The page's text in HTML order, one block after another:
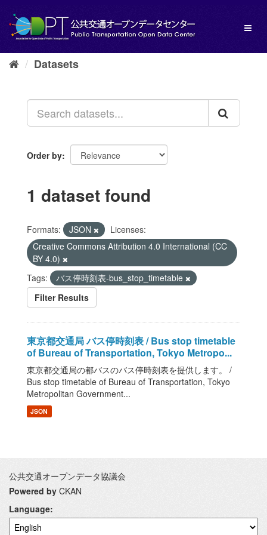
content
Datasets
Order by
1 dataset found
Formats: JSON
Licenses:
Creative Commons Attribution 4.0 International (CC
BY 4.0)
Tags:
バス停時刻表-bus_stop_timetable
Filter Results
東京都交通局 バス停時刻表 / Bus stop timetable
of Bureau of Transportation, Tokyo Metropo...
東京都交通局の都バスのバス停時刻表を提供します。 /
Bus stop timetable of Bureau of Transportation, Tokyo
Metropolitan Government...
JSON
公共交通オープンデータ協議会
Powered by CKAN
Language